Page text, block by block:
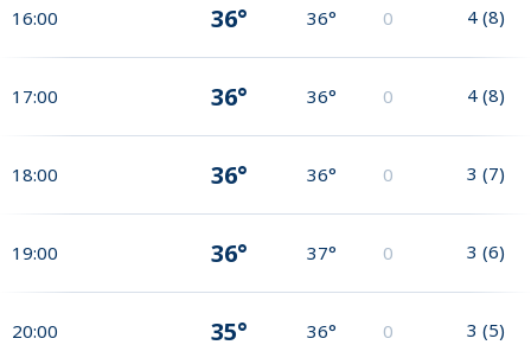
16:00 36° 36° 0 4 (8)
17:00 36° 36° 0 4 (8)
18:00 36° 36° 0 3 (7)
19:00 36° 37° 0 3 (6)
20:00 35° 36° 0 3 (5)